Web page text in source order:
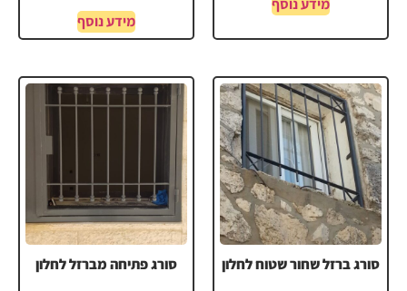
מידע נוסף
מידע נוסף
סורג ברזל שחור שטוח לחלון סורג פתיחה מברזל לחלון